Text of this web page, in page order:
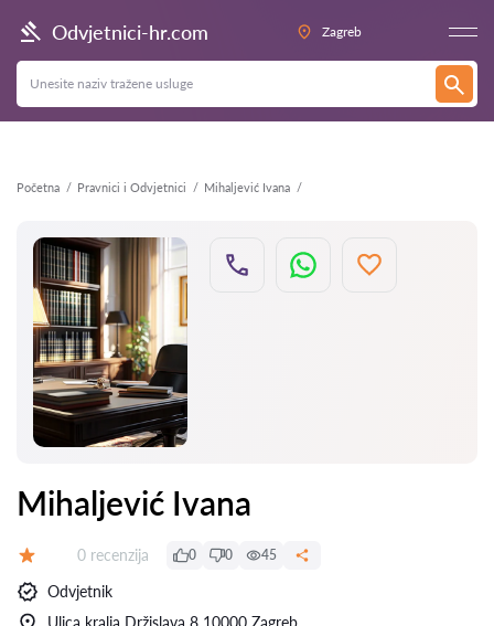
Odvjetnici-hr.com Zagreb
Početna Pravnici i Odvjetnici Mihaljević Ivana
Natrag
Mihaljević Ivana
Recenzija:
0 recenzija 0 0 45
Odvjetnik
Ulica kralja Držislava 8 10000 Zagreb